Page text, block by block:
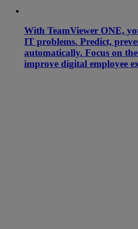
With TeamViewer ONE,
IT problems. Predict,
automatically. Focus on
improve digital employee